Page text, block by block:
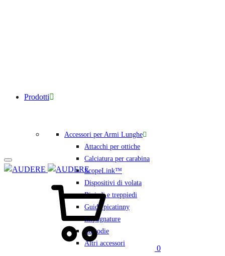
Prodotti
Accessori per Armi Lunghe
Attacchi per ottiche
Calciatura per carabina
ScopeLink™
Dispositivi di volata
Bipiedi e treppiedi
Guide picatinny
Impugnature
Custodie
Altri accessori
0